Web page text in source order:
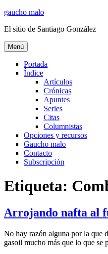
Ir
contenido
gaucho malo
El sitio de Santiago González
Menú
Portada
Índice
Artículos
Crónicas
Apuntes
Series
Citas
Columnistas
Opciones y recursos
Gaucho malo
Contacto
Subscripción
Etiqueta:
Arrojando nafta al
No hay razón alguna por la que
gasoil mucho más que lo que se